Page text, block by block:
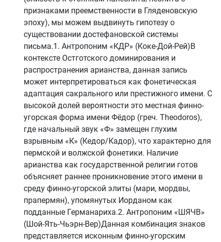
признаками преемственности в Гляденовскую
эпоху), мы можем выдвинуть гипотезу о
существовании достефановской системы
письма.1. Антропоним «КДР» (Коке-Дой-Рей)В
контексте Остготского доминирования и
распространения арианства, данная запись
может интерпретироваться как фонетическая
адаптация сакрального или престижного имени. С
высокой долей вероятности это местная финно-
угорская форма имени Фёдор (греч. Theodoros),
где начальный звук «Ф» замещен глухим
взрывным «К» (Кедор/Кадор), что характерно для
пермской и волжской фонетики. Наличие
арианства как государственной религии готов
объясняет раннее проникновение этого имени в
среду финно-угорской элиты (мари, мордвы,
прапермян), упомянутых Иорданом как
подданные Германариха.2. Антропоним «ШЯЧВ»
(Шой-Ять-Чьэрн-Вер)Данная комбинация знаков
представляется исконным финно-угорским